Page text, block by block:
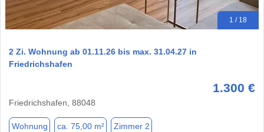
1 / 18
2 Zi. Wohnung ab 01.11.26 bis max. 31.04.27 in
Friedrichshafen
1.300 €
Friedrichshafen, 88048
Wohnung ca. 75,00 m² Zimmer 2